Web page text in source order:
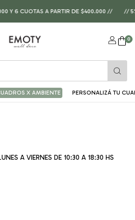
Y 6 CUOTAS A PARTIR DE $400.000 // //
0
X AMBIENTE PERSONALIZÁ TU
A VIERNES DE 10:30 A 18:30 HS